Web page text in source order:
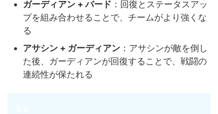
ガーディアン + バード ：回復とステータスアッ
プを組み合わせることで、チームがより強くな
る
アサシン + ガーディアン ：アサシンが敵を倒し
た後、ガーディアンが回復することで、戦闘の
連続性が保たれる